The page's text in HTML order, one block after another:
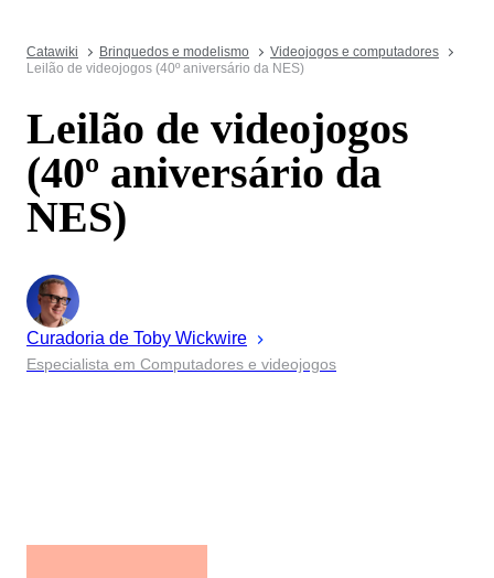
Catawiki Brinquedos e modelismo
Videojogos e computadores
Leilão de videojogos (40º aniversário da NES)
Leilão de videojogos
(40º aniversário da
NES)
Curadoria de Toby Wickwire
Especialista em Computadores e videojogos